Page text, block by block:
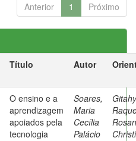
Anterior 1 Próximo
Título Autor
O ensino e a
aprendizagem
apoiados pela
tecnologia
Soares,
Maria
Cecília
Palácio
Rosan